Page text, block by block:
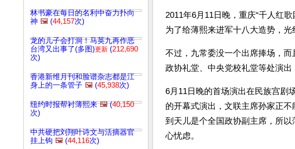
林书豪在每日的名利中奋力扑向
神 🖼️ (44,157次)
龙的儿子会打洞！马英九再作恶
台湾又出事了(多图)更新 (212,690
次)
香港新维月刊和脸谱杂志都是江
身上的一条管子 🖼️ (45,938次)
纽约时报帮衬薄熙来 🖼️(40,150
次)
中共硬把刘翔叶诗文与活摘器官
挂上钩 🖼️ (44,116次)
2011年6月11日晚，重庆“千人红
为了给薄熙来进军十八大造势，光
不过，九常委没一个出席捧场，
政协礼堂、中央党校礼堂等处演出
6月11日晚的首场演出在民族宫剧
的开幕式演出，文联主席孙家正
到天儿是个全国政协副主席，所
心忧虑。